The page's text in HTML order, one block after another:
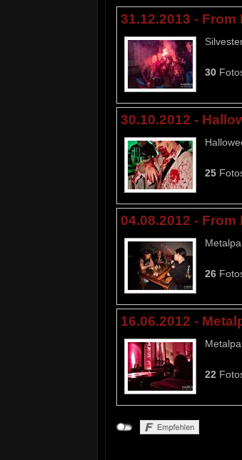
31.12.2013 -
30
30.10.2012 -
25
04.08.2012 -
26
16.06.2012 -
22